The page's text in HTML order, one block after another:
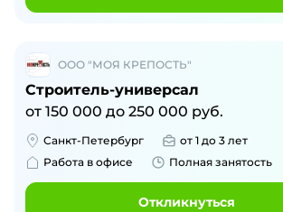
ООО "МОЯ КРЕПОСТЬ"
Строитель-универсал
от 150 000 до 250 000 руб.
Санкт-Петербург
от 1 до 3 лет
Работа в офисе
Полная занятость
Откликнуться